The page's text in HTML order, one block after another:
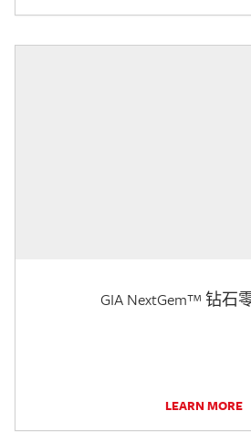
GIA NextGem™ 钻石
LEARN MORE